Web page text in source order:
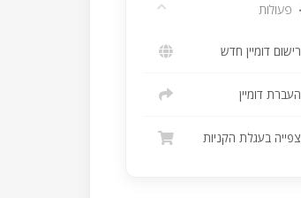
פעולות
רישום דומיין חדש
העברת דומיין
צפייה בעגלת הקניות